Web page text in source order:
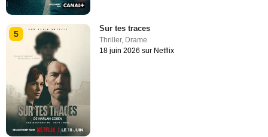
5
Sur tes traces
Thriller, Drame
18 juin 2026 sur Netflix